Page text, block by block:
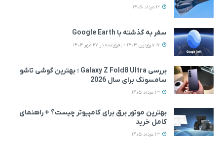
سفر به گذشته با Google Earth
بررسی Galaxy Z Fold8 Ultra ؛ بهترین گوشی تاشو
سامسونگ برای سال 2026
بهترین موتور برق برای کامپیوتر چیست؟ + راهنمای
کامل خرید